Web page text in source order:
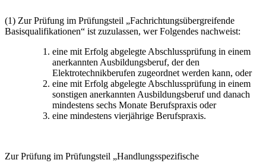
(1) Zur Prüfung im Prüfungsteil „Fachrichtungsübergreifende
Basisqualifikationen“ ist zuzulassen, wer Folgendes nachweist:
eine mit Erfolg abgelegte Abschlussprüfung in einem
anerkannten Ausbildungsberuf, der den
Elektrotechnikberufen zugeordnet werden kann, oder
eine mit Erfolg abgelegte Abschlussprüfung in einem
sonstigen anerkannten Ausbildungsberuf und danach
mindestens sechs Monate Berufspraxis oder
eine mindestens vierjährige Berufspraxis.
Zur Prüfung im Prüfungsteil „Handlungsspezifische